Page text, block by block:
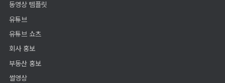
동영상 템플릿
유튜브
유튜브 쇼츠
회사 홍보
부동산 홍보
썰영상